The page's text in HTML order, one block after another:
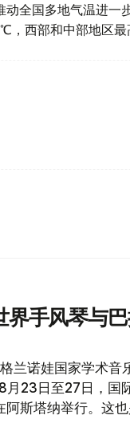
全国多地气温进一
西部和中部地区最
手风琴与
兰诺娃国家学术音
月23日至27日，
斯塔纳举行。这